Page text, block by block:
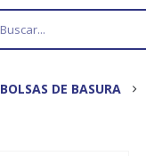
BOLSAS DE BASURA